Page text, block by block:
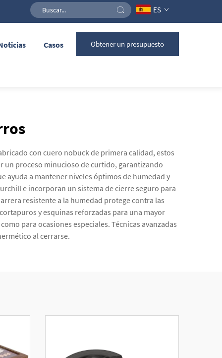
ES
Casos Obtener un presupuesto
con cuero nobuck de primera calidad, estos
un proceso minucioso de curtido, garantizando
ayuda a mantener niveles óptimos de humedad y
e incorporan un sistema de cierre seguro para
resistente a la humedad protege contra las
y esquinas reforzadas para una mayor
para ocasiones especiales. Técnicas avanzadas
al cerrarse.